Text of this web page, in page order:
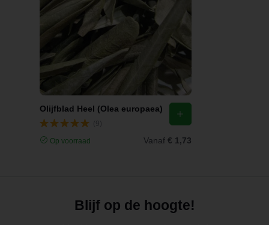
Olijfblad Heel (Olea europaea)
Op voorraad Vanaf € 1,73
Blijf op de hoogte!